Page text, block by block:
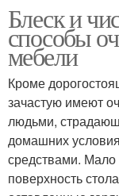
Блеск и
способы
мебели
Кроме
зачастую имеют
людьми,
домашних
средствами. Мало
поверхность